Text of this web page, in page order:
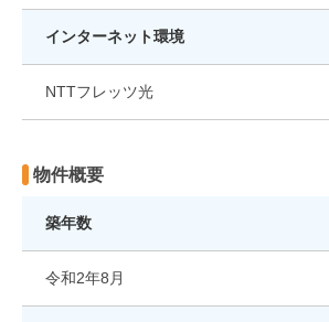
インターネット環境
NTTフレッツ光
物件概要
築年数
令和2年8月